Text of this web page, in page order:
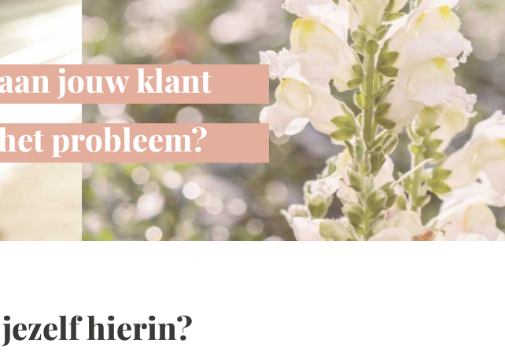
jouw klant
probleem?
hierin?